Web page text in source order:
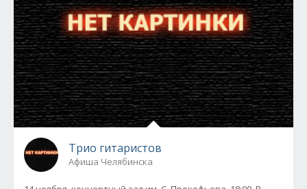
Трио гитаристов
Афиша Челябинска